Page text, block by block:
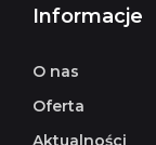
Informacje
O nas
Oferta
Aktualności